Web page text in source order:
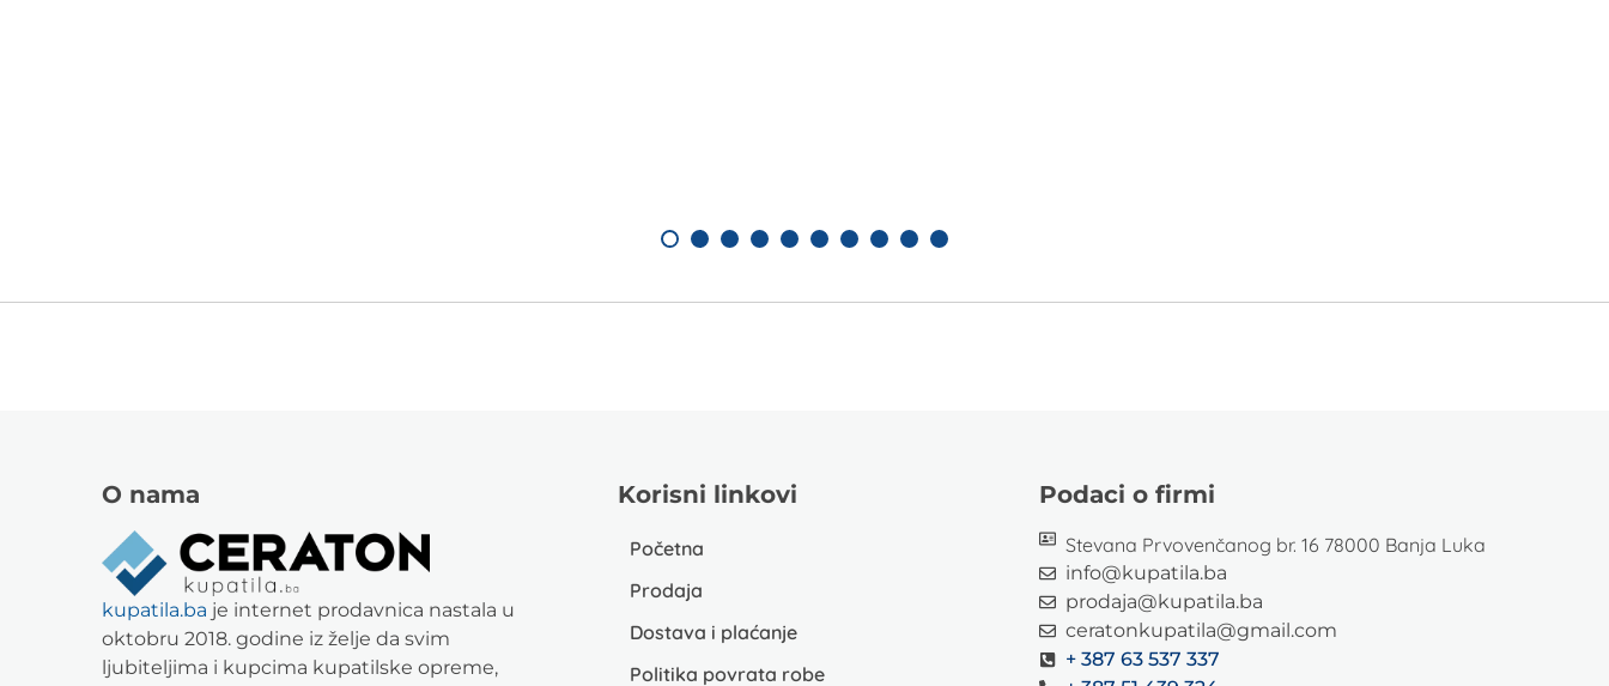
O nama
kupatila.ba je internet prodavnica nastala u
oktobru 2018. godine iz želje da svim
ljubiteljima i kupcima kupatilske opreme,
Korisni linkovi
Početna
Prodaja
Dostava i plaćanje
Politika povrata robe
Podaci o firmi
Stevana Prvovenčanog br. 16 78000 Banja Luka
info@kupatila.ba
prodaja@kupatila.ba
ceratonkupatila@gmail.com
+ 387 63 537 337